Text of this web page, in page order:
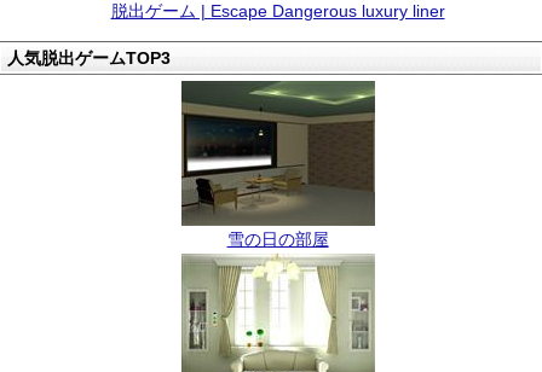
脱出ゲーム | Escape Dangerous luxury liner
人気脱出ゲームTOP3
雪の日の部屋